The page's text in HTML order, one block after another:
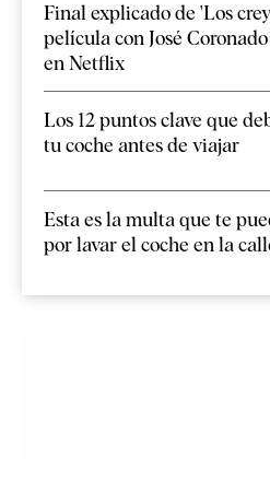
Final explicado de 'Los
película con José
en Netflix
Los 12 puntos clave que
tu coche antes de viajar
Esta es la multa que te
por lavar el coche en la